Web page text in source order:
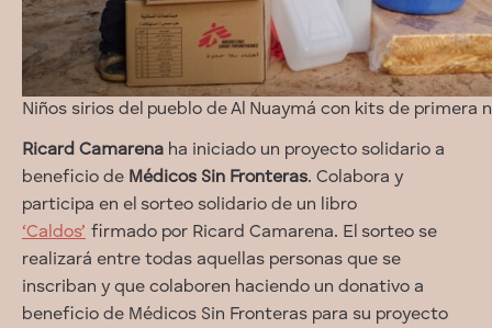
Niños sirios del pueblo de Al Nuaymá con kits de primera
Ricard Camarena ha iniciado un proyecto solidario a
beneficio de Médicos Sin Fronteras. Colabora y
participa en el sorteo solidario de un libro
‘Caldos’ firmado por Ricard Camarena. El sorteo se
realizará entre todas aquellas personas que se
inscriban y que colaboren haciendo un donativo a
beneficio de Médicos Sin Fronteras para su proyecto